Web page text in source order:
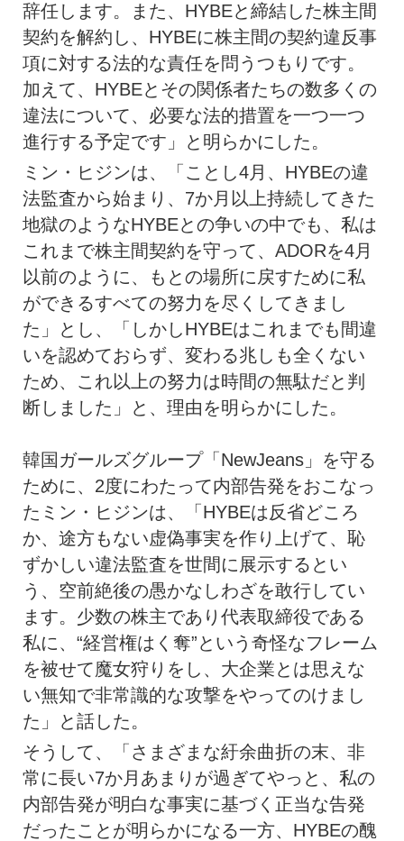
辞任します。また、HYBEと締結した株主間
契約を解約し、HYBEに株主間の契約違反事
項に対する法的な責任を問うつもりです。
加えて、HYBEとその関係者たちの数多くの
違法について、必要な法的措置を一つ一つ
進行する予定です」と明らかにした。
ミン・ヒジンは、「ことし4月、HYBEの違
法監査から始まり、7か月以上持続してきた
地獄のようなHYBEとの争いの中でも、私は
これまで株主間契約を守って、ADORを4月
以前のように、もとの場所に戻すために私
ができるすべての努力を尽くしてきまし
た」とし、「しかしHYBEはこれまでも間違
いを認めておらず、変わる兆しも全くない
ため、これ以上の努力は時間の無駄だと判
断しました」と、理由を明らかにした。
韓国ガールズグループ「NewJeans」を守る
ために、2度にわたって内部告発をおこなっ
たミン・ヒジンは、「HYBEは反省どころ
か、途方もない虚偽事実を作り上げて、恥
ずかしい違法監査を世間に展示するとい
う、空前絶後の愚かなしわざを敢行してい
ます。少数の株主であり代表取締役である
私に、“経営権はく奪”という奇怪なフレーム
を被せて魔女狩りをし、大企業とは思えな
い無知で非常識的な攻撃をやってのけまし
た」と話した。
そうして、「さまざまな紆余曲折の末、非
常に長い7か月あまりが過ぎてやっと、私の
内部告発が明白な事実に基づく正当な告発
だったことが明らかになる一方、HYBEの醜